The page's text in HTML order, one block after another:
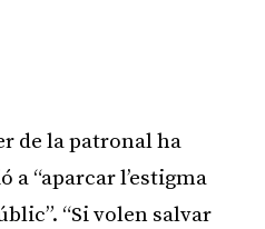
de la patronal ha
a “aparcar l’estigma
“Si volen salvar